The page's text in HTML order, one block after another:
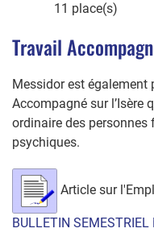
11 place(s)
Travail
Messidor est également
Accompagné sur l’Isère
ordinaire des
psychiques.
Article sur
BULLETIN SEMESTRIEL